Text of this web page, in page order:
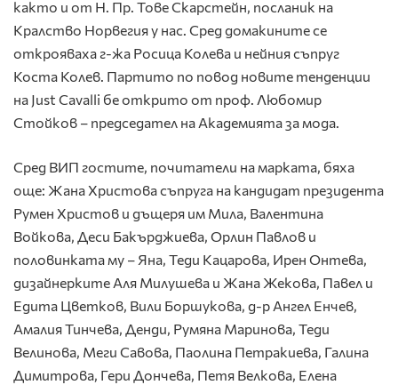
както и от Н. Пр. Тове Скарстейн, посланик на
Кралство Норвегия у нас. Сред домакините се
открояваха г-жа Росица Колева и нейния съпруг
Коста Колев. Партито по повод новите тенденции
на Just Cavalli бе открито от проф. Любомир
Стойков – председател на Академията за мода.
Сред ВИП гостите, почитатели на марката, бяха
още: Жана Христова съпруга на кандидат президента
Румен Христов и дъщеря им Мила, Валентина
Войкова, Деси Бакърджиева, Орлин Павлов и
половинката му – Яна, Теди Кацарова, Ирен Онтева,
дизайнерките Аля Милушева и Жана Жекова, Павел и
Едита Цветков, Вили Боршукова, д-р Ангел Енчев,
Амалия Тинчева, Денди, Румяна Маринова, Теди
Велинова, Меги Савова, Паолина Петракиева, Галина
Димитрова, Гери Дончева, Петя Велкова, Елена